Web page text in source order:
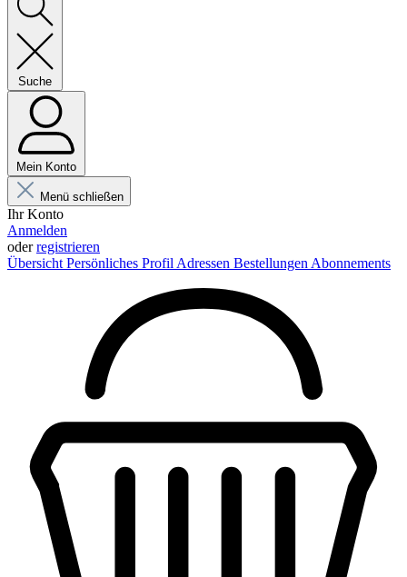
Suche
Mein Konto
Menü schließen
Ihr Konto
Anmelden
oderregistrieren
Übersicht Persönliches Profil Adressen Bestellungen Abonnements